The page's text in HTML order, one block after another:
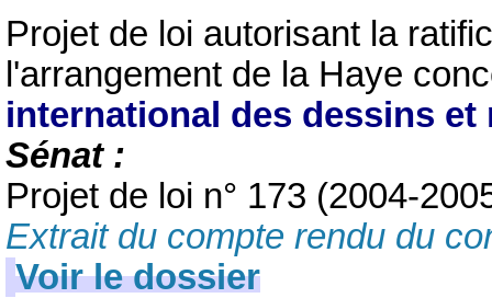
Projet de loi autorisant la
l'arrangement de la Haye
international des dessins
Sénat :
Projet de loi n° 173 (2004-
Extrait du compte rendu du
Voir le dossier